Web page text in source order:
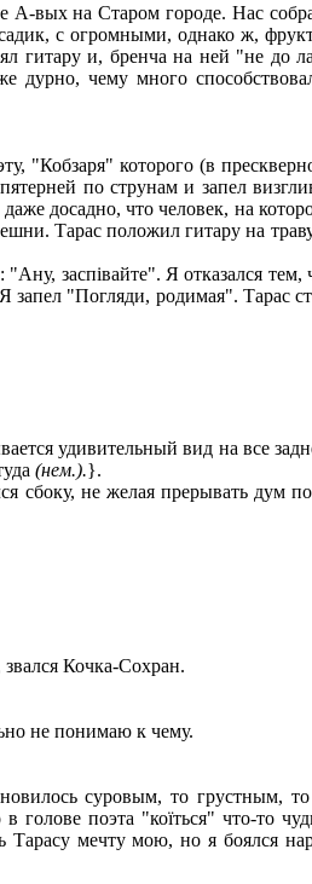
вых на Старом городе. Нас
с огромными, однако ж,
гитару и, бренча на ней "не
дурно, чему много
которого (в
по струнам и запел
досадно, что человек, на
Тарас положил гитару на
заспівайте". Я отказался тем,
"Погляди, родимая". Тарас
удивительный вид на все
(нем.).}.
не желая прерывать дум
Кочка-Сохран.
не понимаю к чему.
суровым, то грустным, то
поэта "коїться" что-то
мечту мою, но я боялся